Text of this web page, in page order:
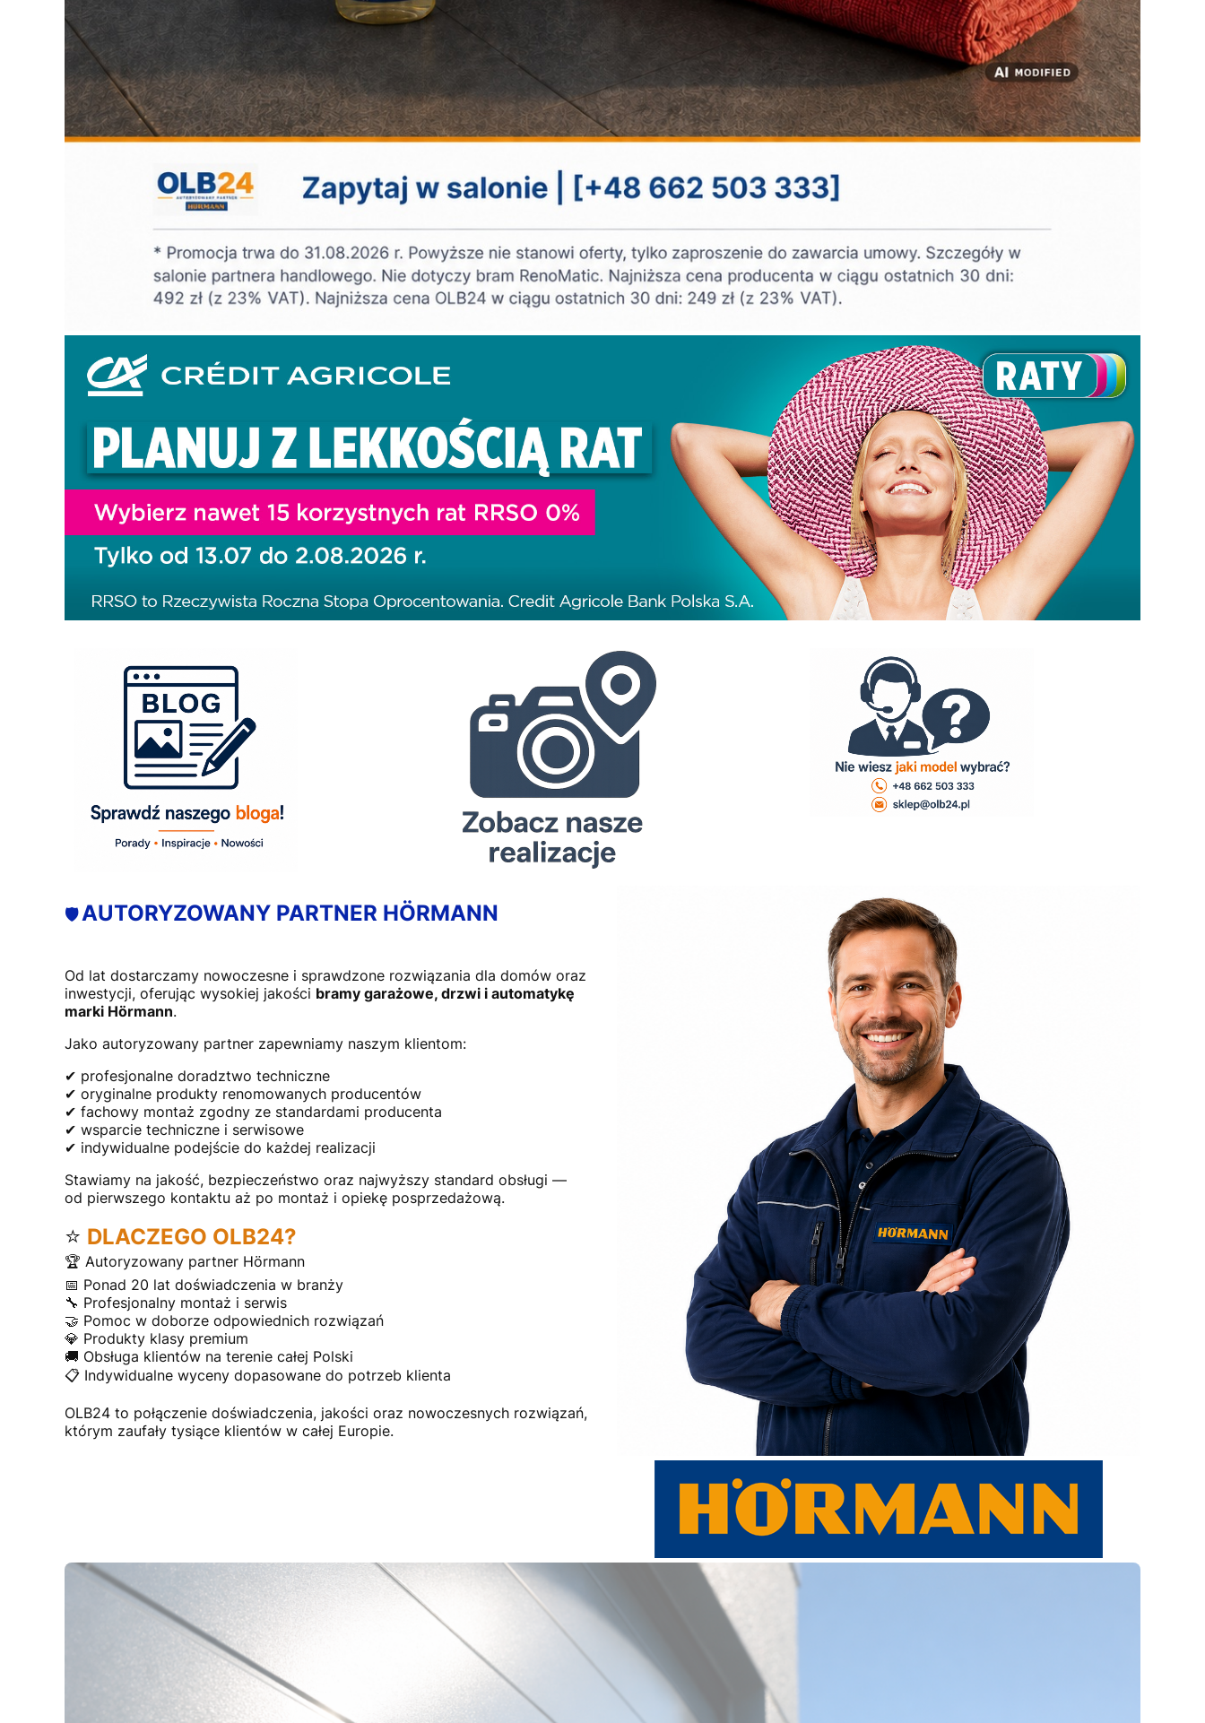
🛡️AUTORYZOWANY PARTNER HÖRMANN
Od lat dostarczamy nowoczesne i sprawdzone rozwiązania dla domów oraz
inwestycji, oferując wysokiej jakości bramy garażowe, drzwi i automatykę
marki Hörmann.
Jako autoryzowany partner zapewniamy naszym klientom:
✔ profesjonalne doradztwo techniczne
✔ oryginalne produkty renomowanych producentów
✔ fachowy montaż zgodny ze standardami producenta
✔ wsparcie techniczne i serwisowe
✔ indywidualne podejście do każdej realizacji
Stawiamy na jakość, bezpieczeństwo oraz najwyższy standard obsługi —
od pierwszego kontaktu aż po montaż i opiekę posprzedażową.
⭐ DLACZEGO OLB24?
🏆 Autoryzowany partner Hörmann
📅 Ponad 20 lat doświadczenia w branży
🔧 Profesjonalny montaż i serwis
🤝 Pomoc w doborze odpowiednich rozwiązań
💎 Produkty klasy premium
🚚 Obsługa klientów na terenie całej Polski
📋 Indywidualne wyceny dopasowane do potrzeb klienta
OLB24 to połączenie doświadczenia, jakości oraz nowoczesnych rozwiązań,
którym zaufały tysiące klientów w całej Europie.